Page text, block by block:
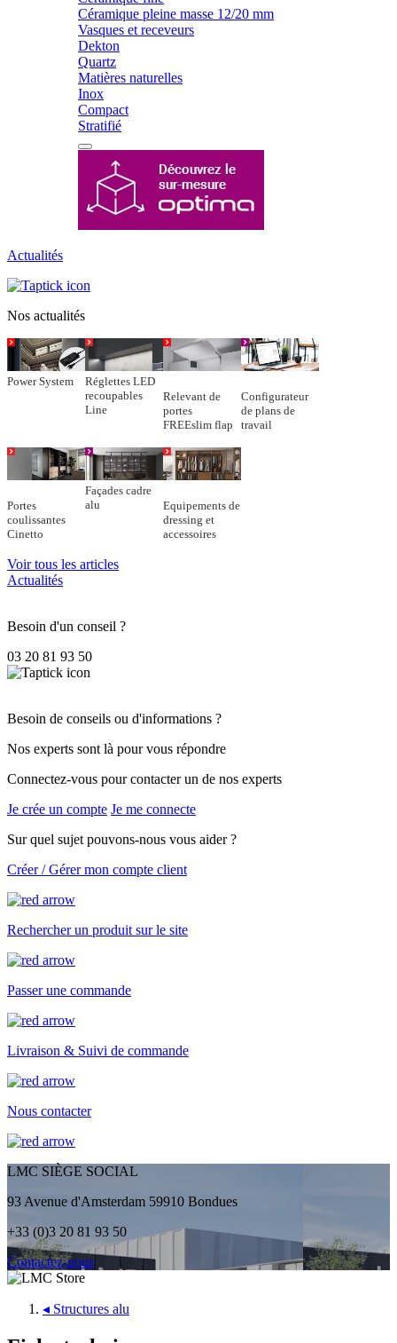
Céramique pleine masse 12/20 mm
Vasques et receveurs
Dekton
Quartz
Matières naturelles
Inox
Compact
Stratifié
Actualités
Nos actualités
Power System
Réglettes LED
recoupables
Line
Relevant de
portes
FREEslim flap
Configurateur
de plans de
travail
Portes
coulissantes
Cinetto
Façades cadre
alu
Equipements de
dressing et
accessoires
Voir tous les articles
Actualités
Besoin d'un conseil ?
03 20 81 93 50
Besoin de conseils ou d'informations ?
Nos experts sont là pour vous répondre
Connectez-vous pour contacter un de nos experts
Je crée un compte Je me connecte
Sur quel sujet pouvons-nous vous aider ?
Créer / Gérer mon compte client
Rechercher un produit sur le site
Passer une commande
Livraison & Suivi de commande
Nous contacter
LMC SIÈGE SOCIAL
93 Avenue d'Amsterdam 59910 Bondues
+33 (0)3 20 81 93 50
Contactez-nous
◂ Structures alu